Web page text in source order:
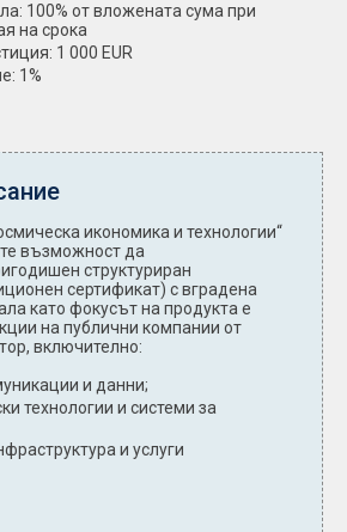
100% от вложената сума при
на срока
1 000 EUR
1%
икономика и технологии“
възможност да
структуриран
сертификат) с вградена
като фокусът на продукта е
на публични компании от
включително:
и данни;
технологии и системи за
и услуги